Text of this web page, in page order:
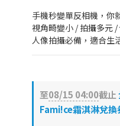
手機秒變單反相機，你
視角畸變小 / 拍攝多元 /
人像拍攝必備，適合生
至08/15 04:00截止
Fami!ce霜淇淋兌換